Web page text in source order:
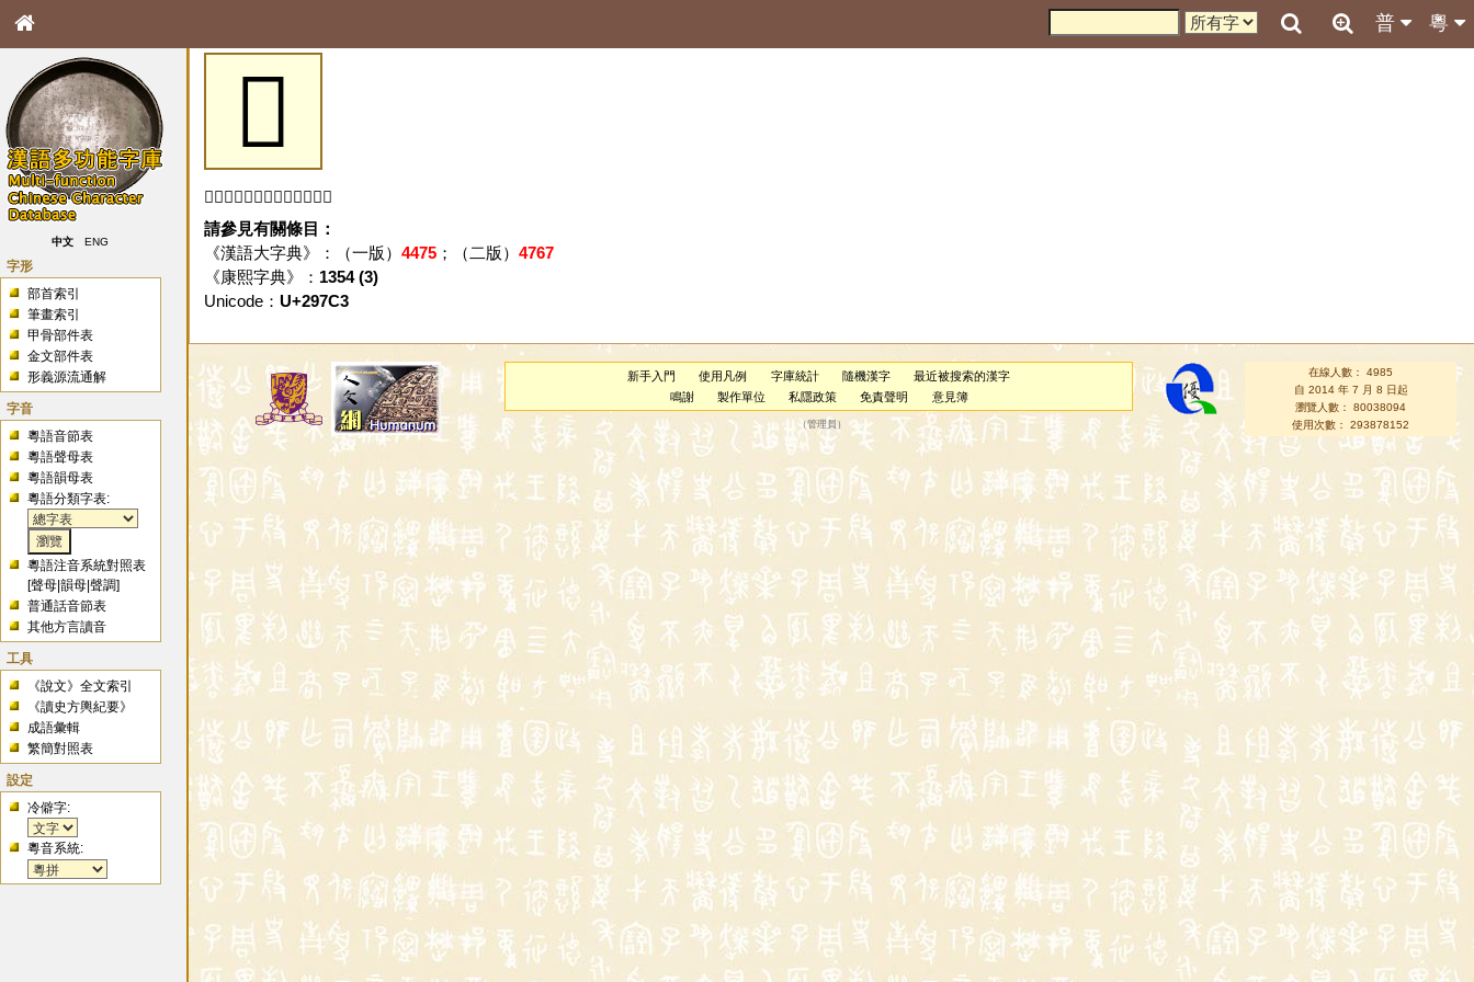
粵
普
中文 ENG
字形
部首索引
筆畫索引
甲骨部件表
金文部件表
形義源流通解
字音
粵語音節表
粵語聲母表
粵語韻母表
粵語分類字表:
粵語注音系統對照表
[聲母 |韻母 |聲調]
普通話音節表
其他方言讀音
工具
《說文》全文索引
《讀史方輿紀要》
成語彙輯
繁簡對照表
設定
冷僻字:
粵音系統:
𩟃
「𩟃」字未收錄於本資料庫。
請參見有關條目：
《漢語大字典》：（一版） 4475；（二版） 4767
《康熙字典》： 1354 (3)
Unicode： U+297C3
新手入門 使用凡例 字庫統計 隨機漢字
最近被搜索的漢字
鳴謝
製作單位 私隱政策 免責聲明 意見簿
（管理員 ）
在線人數： 4985
自 2014 年 7 月 8 日起
瀏覽人數： 80038094
使用次數： 293878152